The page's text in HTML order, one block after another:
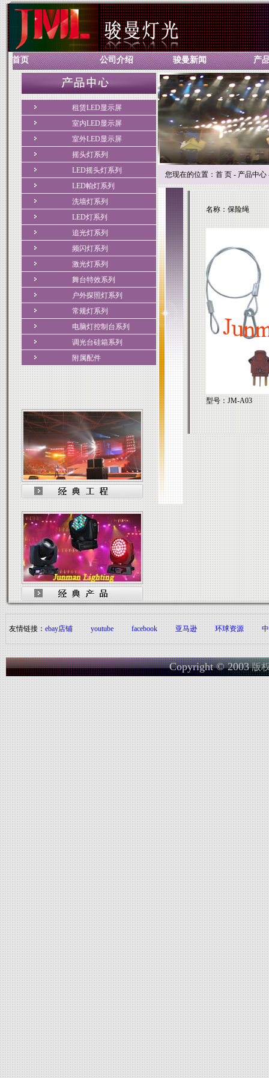
首页 公司介绍 骏曼新闻 产
租赁LED显示屏
室内LED显示屏
室外LED显示屏
摇头灯系列
LED摇头灯系列
LED帕灯系列
洗墙灯系列
LED灯系列
追光灯系列
频闪灯系列
激光灯系列
舞台特效系列
户外探照灯系列
常规灯系列
电脑灯控制台系列
调光台硅箱系列
附属配件
您现在的位置：首 页 - 产品中心
名称：保险绳
型号：JM-A03
友情链接： ebay店铺 youtube facebook 亚马逊 环球资源
Copyright © 2003版